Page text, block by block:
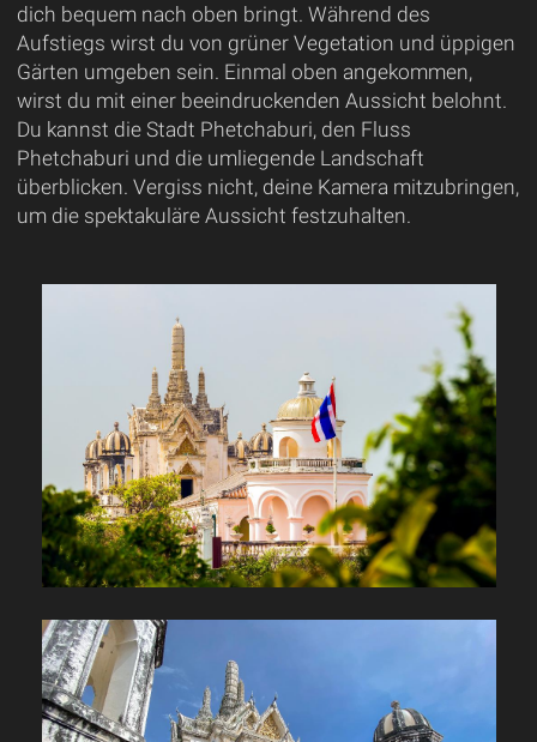
dich bequem nach oben bringt. Während des
Aufstiegs wirst du von grüner Vegetation und üppigen
Gärten umgeben sein. Einmal oben angekommen,
wirst du mit einer beeindruckenden Aussicht belohnt.
Du kannst die Stadt Phetchaburi, den Fluss
Phetchaburi und die umliegende Landschaft
überblicken. Vergiss nicht, deine Kamera mitzubringen,
um die spektakuläre Aussicht festzuhalten.